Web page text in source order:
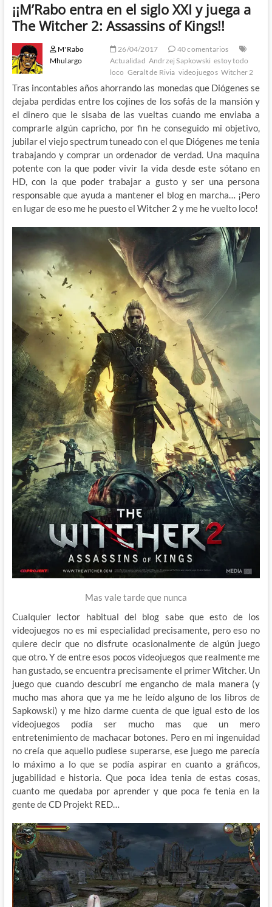
¡¡M’Rabo entra en el siglo XXI y juega a
The Witcher 2: Assassins of Kings!!
M'Rabo
Mhulargo
26/04/2017
40 comentarios
Actualidad Andrzej Sapkowski estoy todo
loco Geralt de Rivia videojuegos Witcher 2
Tras incontables años ahorrando las monedas que Diógenes se
dejaba perdidas entre los cojines de los sofás de la mansión y
el dinero que le sisaba de las vueltas cuando me enviaba a
comprarle algún capricho, por fin he conseguido mi objetivo,
jubilar el viejo spectrum tuneado con el que Diógenes me tenia
trabajando y comprar un ordenador de verdad. Una maquina
potente con la que poder vivir la vida desde este sótano en
HD, con la que poder trabajar a gusto y ser una persona
responsable que ayuda a mantener el blog en marcha… ¡Pero
en lugar de eso me he puesto el Witcher 2 y me he vuelto loco!
Mas vale tarde que nunca
Cualquier lector habitual del blog sabe que esto de los
videojuegos no es mi especialidad precisamente, pero eso no
quiere decir que no disfrute ocasionalmente de algún juego
que otro. Y de entre esos pocos videojuegos que realmente me
han gustado, se encuentra precisamente el primer Witcher. Un
juego que cuando descubrí me engancho de mala manera (y
mucho mas ahora que ya me he leído alguno de los libros de
Sapkowski) y me hizo darme cuenta de que igual esto de los
videojuegos podía ser mucho mas que un mero
entretenimiento de machacar botones. Pero en mi ingenuidad
no creía que aquello pudiese superarse, ese juego me parecía
lo máximo a lo que se podía aspirar en cuanto a gráficos,
jugabilidad e historia. Que poca idea tenia de estas cosas,
cuanto me quedaba por aprender y que poca fe tenia en la
gente de CD Projekt RED…